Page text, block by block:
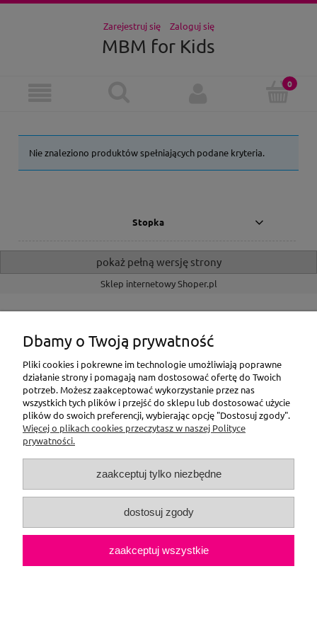
Zarejestruj się Zaloguj się
MBM for Kids
Nie znaleziono produktów spełniających podane kryteria.
Stopka
pokaż pełną wersję strony
Sklep internetowy Shoper.pl
Dbamy o Twoją prywatność
Pliki cookies i pokrewne im technologie umożliwiają poprawne
działanie strony i pomagają nam dostosować ofertę do Twoich
potrzeb. Możesz zaakceptować wykorzystanie przez nas
wszystkich tych plików i przejść do sklepu lub dostosować użycie
plików do swoich preferencji, wybierając opcję "Dostosuj zgody".
Więcej o plikach cookies przeczytasz w naszej Polityce
prywatności.
zaakceptuj tylko niezbędne
dostosuj zgody
zaakceptuj wszystkie